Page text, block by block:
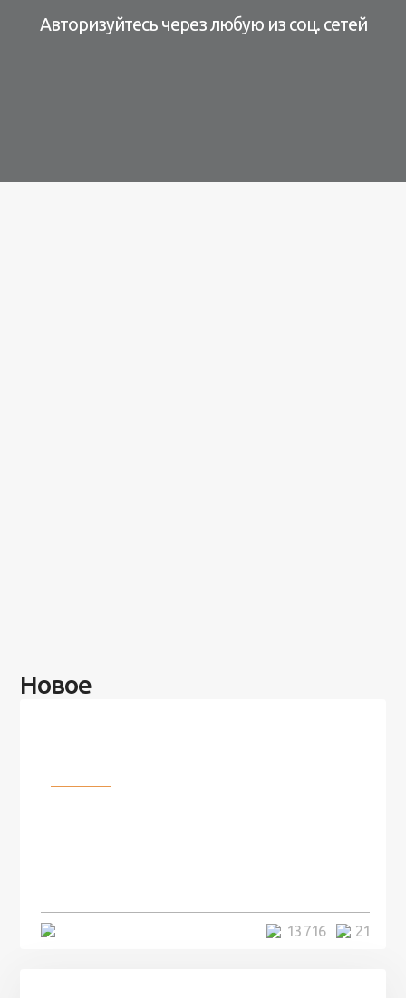
Авторизуйтесь через любую из соц. сетей
Новое
21
13 716